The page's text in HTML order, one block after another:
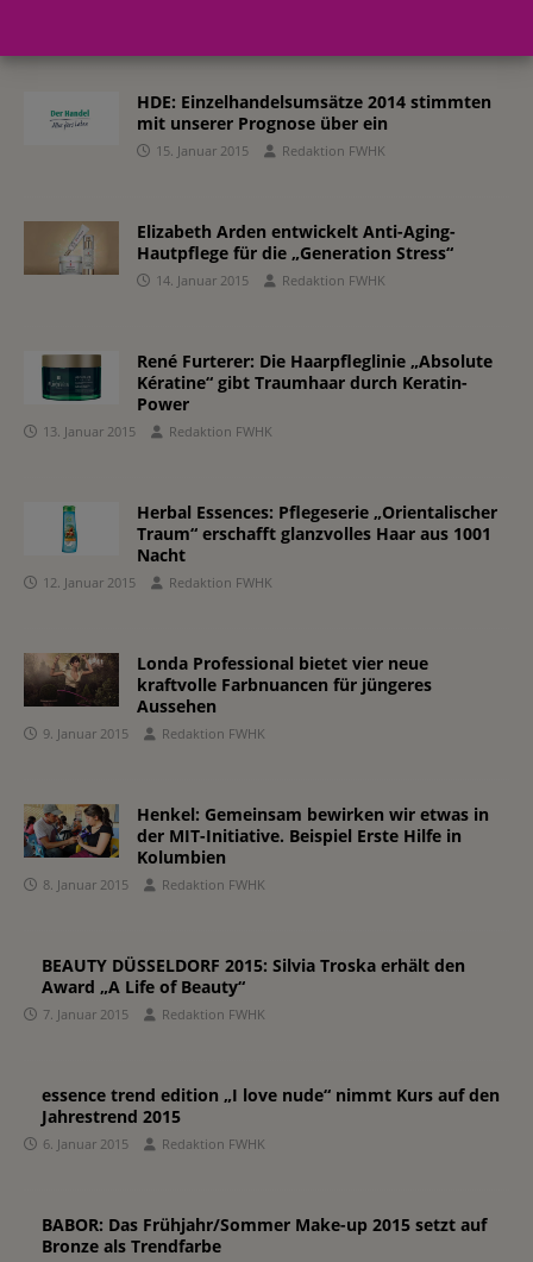
HDE: Einzelhandelsumsätze 2014 stimmten
mit unserer Prognose über ein
15. Januar 2015 Redaktion FWHK
Elizabeth Arden entwickelt Anti-Aging-
Hautpflege für die „Generation Stress“
14. Januar 2015 Redaktion FWHK
René Furterer: Die Haarpfleglinie „Absolute
Kératine“ gibt Traumhaar durch Keratin-
Power
13. Januar 2015 Redaktion FWHK
Herbal Essences: Pflegeserie „Orientalischer
Traum“ erschafft glanzvolles Haar aus 1001
Nacht
12. Januar 2015 Redaktion FWHK
Londa Professional bietet vier neue
kraftvolle Farbnuancen für jüngeres
Aussehen
9. Januar 2015 Redaktion FWHK
Henkel: Gemeinsam bewirken wir etwas in
der MIT-Initiative. Beispiel Erste Hilfe in
Kolumbien
8. Januar 2015 Redaktion FWHK
BEAUTY DÜSSELDORF 2015: Silvia Troska erhält den
Award „A Life of Beauty“
7. Januar 2015 Redaktion FWHK
essence trend edition „I love nude“ nimmt Kurs auf den
Jahrestrend 2015
6. Januar 2015 Redaktion FWHK
BABOR: Das Frühjahr/Sommer Make-up 2015 setzt auf
Bronze als Trendfarbe